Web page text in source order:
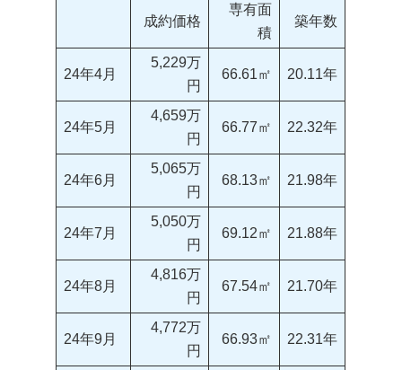
成約価格
専有面
積
築年数
24年4月
5,229万
円
66.61㎡ 20.11年
24年5月
4,659万
円
66.77㎡ 22.32年
24年6月
5,065万
円
68.13㎡ 21.98年
24年7月
5,050万
円
69.12㎡ 21.88年
24年8月
4,816万
円
67.54㎡ 21.70年
24年9月
4,772万
円
66.93㎡ 22.31年